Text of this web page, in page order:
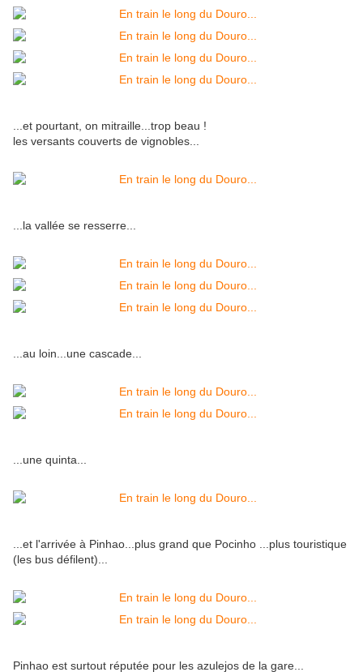
...et pourtant, on mitraille...trop beau !
les versants couverts de vignobles...
...la vallée se resserre...
...au loin...une cascade...
...une quinta...
...et l'arrivée à Pinhao...plus grand que Pocinho ...plus touristique
(les bus défilent)...
Pinhao est surtout réputée pour les azulejos de la gare...